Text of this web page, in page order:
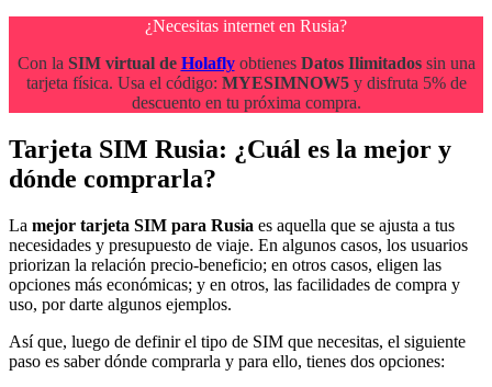
¿Necesitas internet en Rusia?
Con la SIM virtual de Holaflyobtienes Datos Ilimitadossin una
tarjeta física. Usa el código: MYESIMNOW5y disfruta 5% de
descuento en tu próxima compra.
Tarjeta SIM Rusia: ¿Cuál es la mejor y
dónde comprarla?
La mejor tarjeta SIM para Rusia es aquella que se ajusta a tus
necesidades y presupuesto de viaje. En algunos casos, los usuarios
priorizan la relación precio-beneficio; en otros casos, eligen las
opciones más económicas; y en otros, las facilidades de compra y
uso, por darte algunos ejemplos.
Así que, luego de definir el tipo de SIM que necesitas, el siguiente
paso es saber dónde comprarla y para ello, tienes dos opciones: